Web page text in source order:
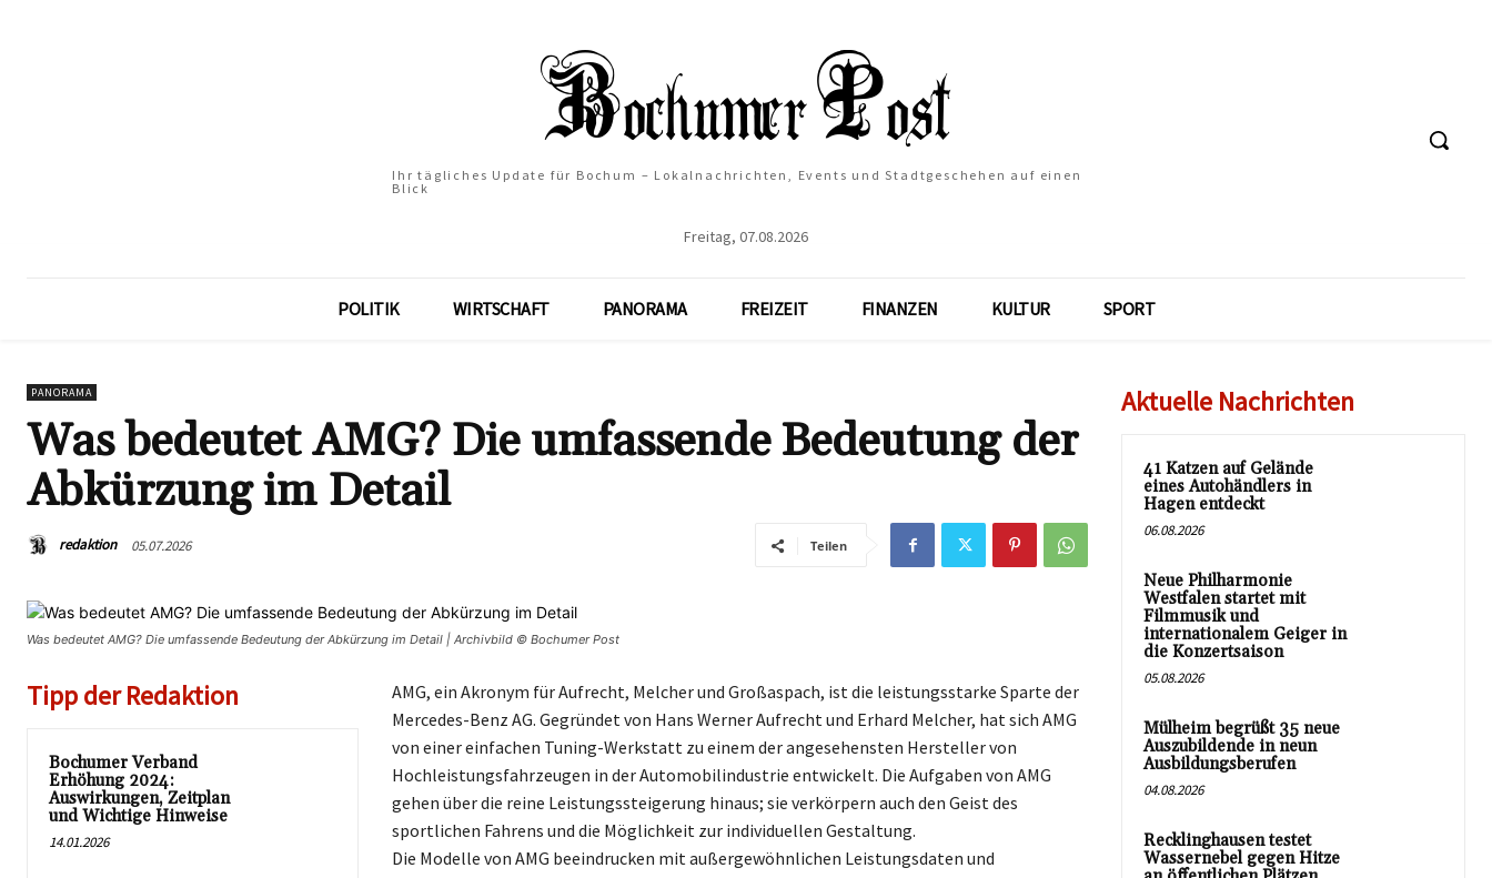
Ihr tägliches Update für Bochum – Lokalnachrichten, Events und Stadtgeschehen auf einen
Blick
Freitag, 07.08.2026
POLITIK WIRTSCHAFT PANORAMA FREIZEIT FINANZEN KULTUR SPORT
PANORAMA
Was bedeutet AMG? Die umfassende Bedeutung der
Abkürzung im Detail
redaktion 05.07.2026 Teilen
Was bedeutet AMG? Die umfassende Bedeutung der Abkürzung im Detail | Archivbild © Bochumer Post
Tipp der Redaktion
Bochumer Verband
Erhöhung 2024:
Auswirkungen, Zeitplan
und Wichtige Hinweise
14.01.2026
AMG, ein Akronym für Aufrecht, Melcher und Großaspach, ist die leistungsstarke Sparte der
Mercedes-Benz AG. Gegründet von Hans Werner Aufrecht und Erhard Melcher, hat sich AMG
von einer einfachen Tuning-Werkstatt zu einem der angesehensten Hersteller von
Hochleistungsfahrzeugen in der Automobilindustrie entwickelt. Die Aufgaben von AMG
gehen über die reine Leistungssteigerung hinaus; sie verkörpern auch den Geist des
sportlichen Fahrens und die Möglichkeit zur individuellen Gestaltung.
Die Modelle von AMG beeindrucken mit außergewöhnlichen Leistungsdaten und
Aktuelle Nachrichten
41 Katzen auf Gelände
eines Autohändlers in
Hagen entdeckt
06.08.2026
Neue Philharmonie
Westfalen startet mit
Filmmusik und
internationalem Geiger in
die Konzertsaison
05.08.2026
Mülheim begrüßt 35 neue
Auszubildende in neun
Ausbildungsberufen
04.08.2026
Recklinghausen testet
Wassernebel gegen Hitze